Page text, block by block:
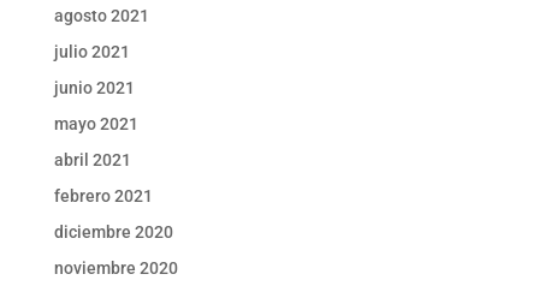
agosto 2021
julio 2021
junio 2021
mayo 2021
abril 2021
febrero 2021
diciembre 2020
noviembre 2020